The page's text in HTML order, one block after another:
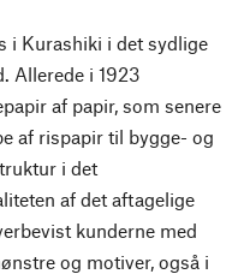
i Kurashiki i det sydlige
Allerede i 1923
af papir, som senere
af rispapir til bygge- og
i det
af det aftagelige
kunderne med
og motiver, også i